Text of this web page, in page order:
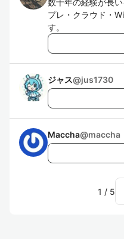
数十年の経験が長
プレ・クラウド・
す。
ジャス@jus1730
Maccha@maccha
1 / 5